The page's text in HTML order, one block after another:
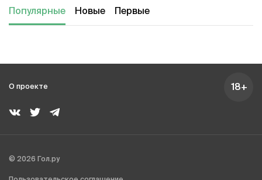
Популярные Новые Первые
О проекте 18+
© 2026 Гол.ру